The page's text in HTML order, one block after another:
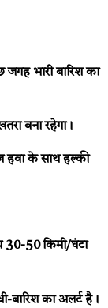
भारी बारिश का
बना रहेगा।
हवा के साथ हल्की
30-50 किमी/घंटा
बारिश का अलर्ट है।